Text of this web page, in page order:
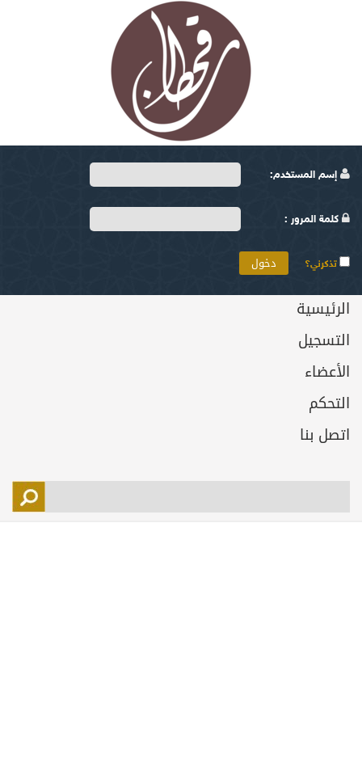
إسم المستخدم:
كلمة المرور :
تذكرني؟
الرئيسية
التسجيل
الأعضاء
التحكم
اتصل بنا